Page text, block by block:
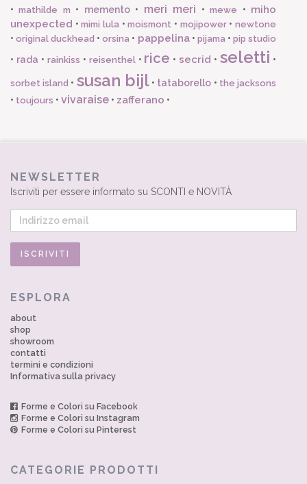
•mathilde m • memento• meri meri •mewe • miho
unexpected •mimi lula •moismont • mojipower•newtone
•original duckhead •orsina • pappelina• pijama • pip studio
• rada • rainkiss • reisenthel• rice •secrid •seletti •
sorbet island • susan bijl• tataborello • the jacksons
• toujours • vivaraise • zafferano •
NEWSLETTER
Iscriviti per essere informato su SCONTI e NOVITÀ
ESPLORA
about
shop
showroom
contatti
termini e condizioni
Informativa sulla privacy
Forme e Colori su Facebook
Forme e Colori su Instagram
Forme e Colori su Pinterest
CATEGORIE PRODOTTI